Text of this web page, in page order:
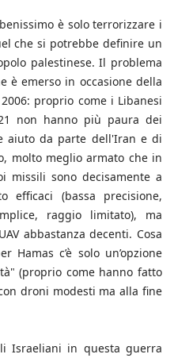
è solo terrorizzare i
che si potrebbe definire un
palestinese. Il problema
è emerso in occasione della
proprio come i Libanesi
non hanno più paura dei
aiuto da parte dell'Iran e di
molto meglio armato che in
missili sono decisamente a
efficaci (bassa precisione,
raggio limitato), ma
abbastanza decenti. Cosa
c’è solo un’opzione
(proprio come hanno fatto
droni modesti ma alla fine
Israeliani in questa guerra